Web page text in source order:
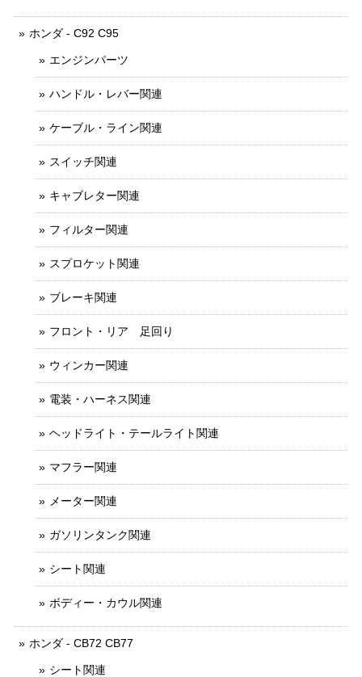
ホンダ - C92 C95
エンジンパーツ
ハンドル・レバー関連
ケーブル・ライン関連
スイッチ関連
キャブレター関連
フィルター関連
スプロケット関連
ブレーキ関連
フロント・リア 足回り
ウィンカー関連
電装・ハーネス関連
ヘッドライト・テールライト関連
マフラー関連
メーター関連
ガソリンタンク関連
シート関連
ボディー・カウル関連
ホンダ - CB72 CB77
シート関連